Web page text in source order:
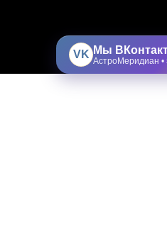
VK Мы
АстроМеридиан •